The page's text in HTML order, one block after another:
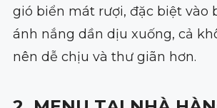
gió biển mát rượi, đặc biệt vào
ánh nắng dần dịu xuống, cả
nên dễ chịu và thư giãn hơn.